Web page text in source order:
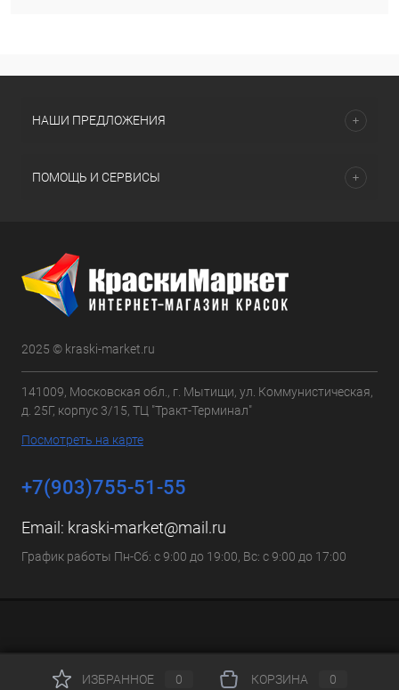
НАШИ ПРЕДЛОЖЕНИЯ
ПОМОЩЬ И СЕРВИСЫ
2025 © kraski-market.ru
141009, Московская обл., г. Мытищи, ул. Коммунистическая,
д. 25Г, корпус 3/15, ТЦ "Тракт-Терминал"
Посмотреть на карте
+7(903)755-51-55
Email: kraski-market@mail.ru
График работы Пн-Сб: с 9:00 до 19:00, Вс: с 9:00 до 17:00
ИЗБРАННОЕ 0 КОРЗИНА 0